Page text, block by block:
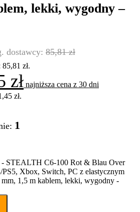
lekki, wygodny –
85,81zł
zł.
zł najniższa cena z 30 dni
zł.
1
STEALTH C6-100 Rot & Blau Over
PS5, Xbox, Switch, PC z elastycznym
mm, 1,5 m kablem, lekki, wygodny -